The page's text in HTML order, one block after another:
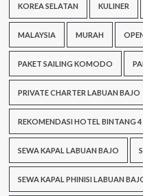
KOREA SELATAN KULINER
MALAYSIA MURAH
PAKET SAILING KOMODO
PRIVATE CHARTER LABUAN BAJO
REKOMENDASI HOTEL BINTANG 4
SEWA KAPAL LABUAN BAJO
SEWA KAPAL PHINISI LABUAN